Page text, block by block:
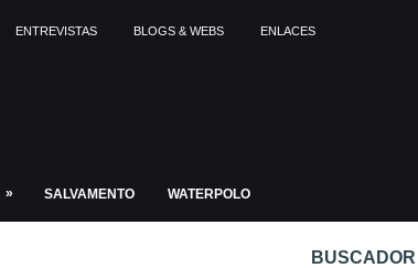
ENTREVISTAS BLOGS & WEBS ENLACES
» SALVAMENTO WATERPOLO
BUSCADOR